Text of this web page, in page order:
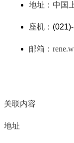
地址：中国
座机：
邮箱：
关联内容
地址